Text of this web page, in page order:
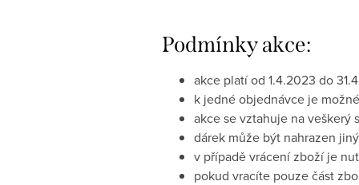
Podmínky akce:
akce platí od 1.4.2023 do
k jedné objednávce je
akce se vztahuje na veškerý
dárek může být nahrazen
v případě vrácení zboží je
pokud vracíte pouze část